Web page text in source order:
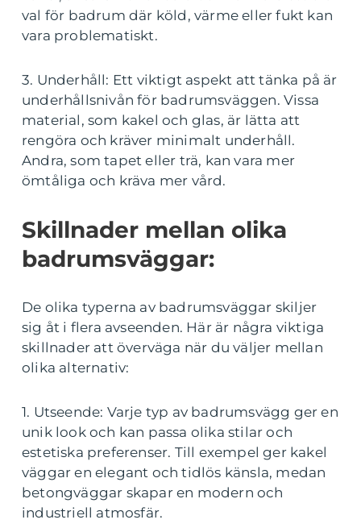
val för badrum där köld, värme eller fukt kan
vara problematiskt.
3. Underhåll: Ett viktigt aspekt att tänka på är
underhållsnivån för badrumsväggen. Vissa
material, som kakel och glas, är lätta att
rengöra och kräver minimalt underhåll.
Andra, som tapet eller trä, kan vara mer
ömtåliga och kräva mer vård.
Skillnader mellan olika
badrumsväggar:
De olika typerna av badrumsväggar skiljer
sig åt i flera avseenden. Här är några viktiga
skillnader att överväga när du väljer mellan
olika alternativ:
1. Utseende: Varje typ av badrumsvägg ger en
unik look och kan passa olika stilar och
estetiska preferenser. Till exempel ger kakel
väggar en elegant och tidlös känsla, medan
betongväggar skapar en modern och
industriell atmosfär.